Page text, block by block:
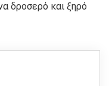
δροσερό και ξηρό